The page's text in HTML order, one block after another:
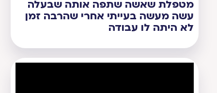
מטפלת שאשה שתפה אותה שבעלה
עשה מעשה בעייתי אחרי שהרבה זמן
לא היתה לו עבודה